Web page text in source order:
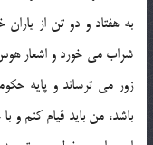
به هفتاد و دو تن از
شراب مى خورد و اشعار هوس
زور مى ترساند و پايه
باشد، من بايد قيام كنم و